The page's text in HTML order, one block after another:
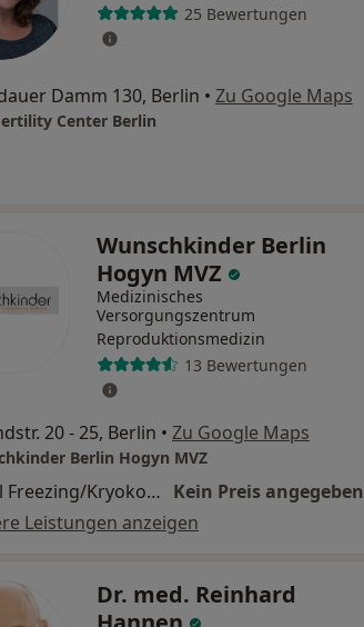
25 Bewertungen
Damm 130, Berlin • Zu Google Maps
Center Berlin
Wunschkinder Berlin
Hogyn MVZ
Medizinisches
Versorgungszentrum
Reproduktionsmedizin
13 Bewertungen
20 - 25, Berlin • Zu Google Maps
Berlin Hogyn MVZ
Social Freezing/Kryokonservierung (Beratung) Kein Preis angegeben
Leistungen anzeigen
Dr. med. Reinhard